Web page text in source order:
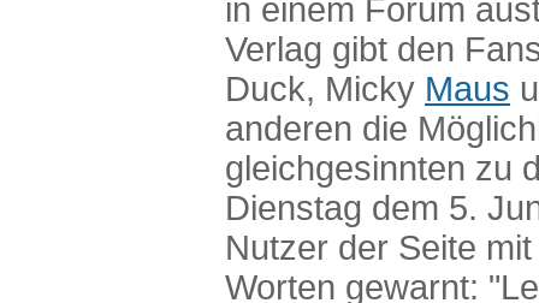
in einem Forum
Verlag gibt den
Duck, Micky Maus
anderen die
gleichgesinnten zu
Dienstag dem 5.
Nutzer der Seite
Worten gewarnt: